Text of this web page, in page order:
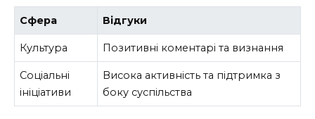
Сфера Відгуки
Культура Позитивні коментарі та визнання
Соціальні
ініціативи
Висока активність та підтримка з
боку суспільства